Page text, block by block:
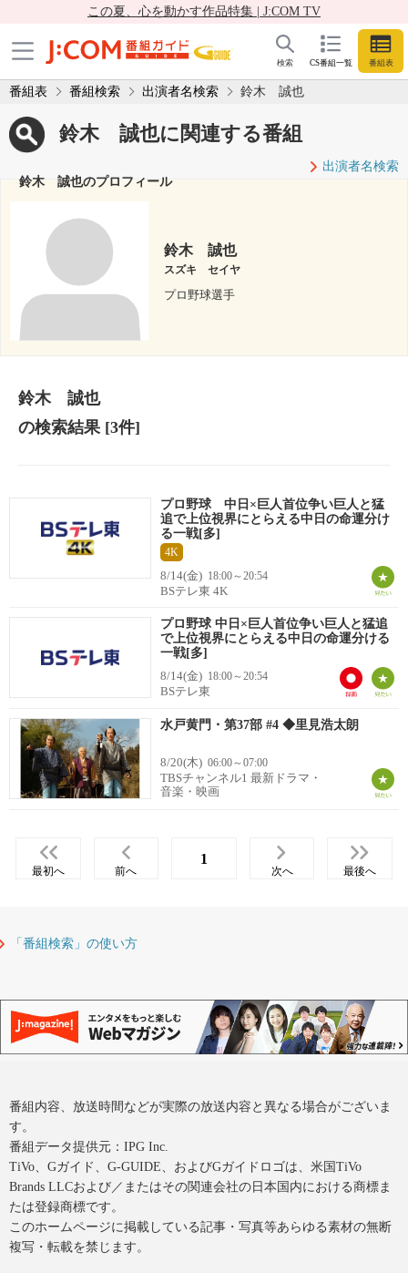
この夏、心を動かす作品特集 | J:COM TV
CS番組一覧 番組表
検索
番組表 番組検索 出演者名検索 鈴木 誠也
鈴木 誠也に関連する番組
出演者名検索
鈴木 誠也のプロフィール
鈴木 誠也
スズキ セイヤ
プロ野球選手
鈴木 誠也
の検索結果[3件]
プロ野球 中日×巨人首位争い巨人と猛
追で上位視界にとらえる中日の命運分け
る一戦[多]
4K
8/14(金) 18:00～20:54
BSテレ東 4K
プロ野球 中日×巨人首位争い巨人と猛追
で上位視界にとらえる中日の命運分ける
一戦[多]
8/14(金) 18:00～20:54
BSテレ東
水戸黄門・第37部 #4 ◆里見浩太朗
8/20(木) 06:00～07:00
TBSチャンネル1 最新ドラマ・
音楽・映画
最初へ 前へ
1
次へ 最後へ
「番組検索」の使い方
番組内容、放送時間などが実際の放送内容と異なる場合がございま
す。
番組データ提供元：IPG Inc.
TiVo、Gガイド、G-GUIDE、およびGガイドロゴは、米国TiVo
Brands LLCおよび／またはその関連会社の日本国内における商標ま
たは登録商標です。
このホームページに掲載している記事・写真等あらゆる素材の無断
複写・転載を禁じます。